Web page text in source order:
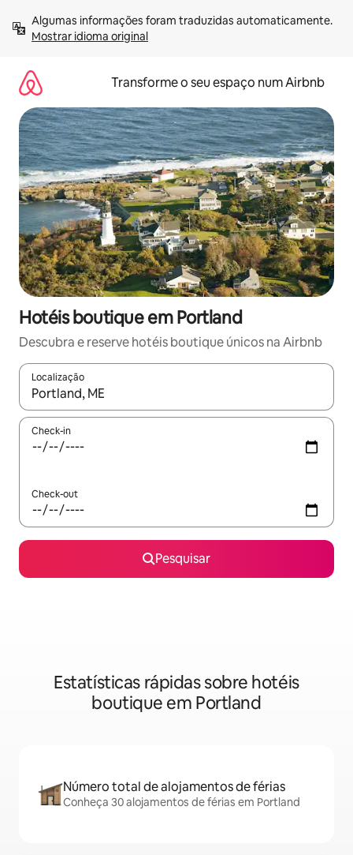
para
Mostrar idioma original
Transforme o seu espaço num Airbnb
Hotéis boutique em Portland
Descubra e reserve hotéis boutique únicos na Airbnb
Localização
Quando os resultados estiverem disponíveis, navegue com
Check-in
Check-out
Pesquisar
Estatísticas rápidas sobre hotéis
boutique em Portland
Número total de alojamentos de férias
Conheça 30 alojamentos de férias em Portland